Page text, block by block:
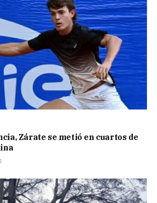
Zárate se metió en cuartos de